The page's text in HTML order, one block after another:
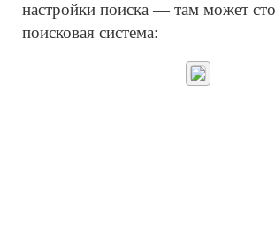
настройки поиска — там может
поисковая система: